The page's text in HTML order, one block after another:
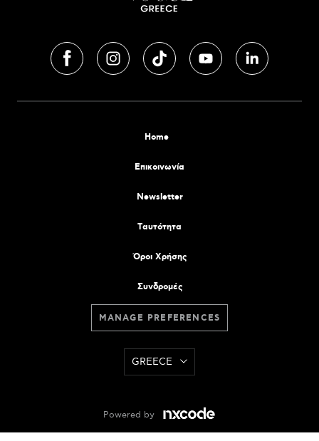
Home
Επικοινωνία
Newsletter
Tαυτότητα
Όροι Χρήσης
Συνδρομές
MANAGE PREFERENCES
GREECE
Powered by